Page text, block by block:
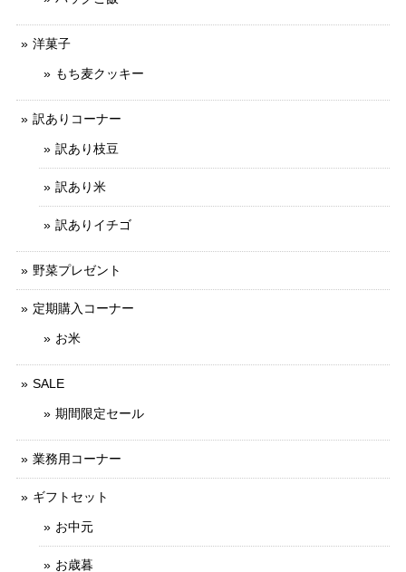
洋菓子
もち麦クッキー
訳ありコーナー
訳あり枝豆
訳あり米
訳ありイチゴ
野菜プレゼント
定期購入コーナー
お米
SALE
期間限定セール
業務用コーナー
ギフトセット
お中元
お歳暮